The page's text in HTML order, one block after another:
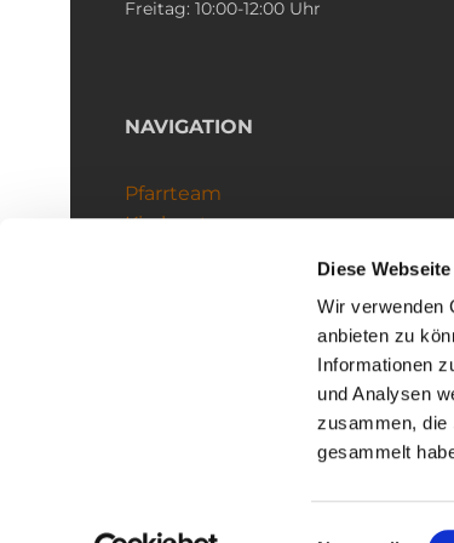
Diese
Wir verwenden
anbieten zu
Informationen
und Analysen
zusammen, die
gesammelt
Freitag: 10:00-12:00 Uhr
NAVIGATION
Pfarrteam
Kirchenteams